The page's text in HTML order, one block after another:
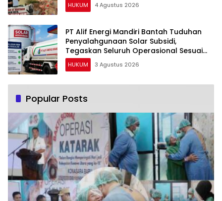
HUKUM 4 Agustus 2026
PT Alif Energi Mandiri Bantah Tuduhan
Penyalahgunaan Solar Subsidi,
Tegaskan Seluruh Operasional Sesuai
Regulasi
HUKUM 3 Agustus 2026
Popular Posts